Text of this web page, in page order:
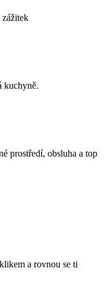
kuchyně.
prostředí, obsluha a top
a rovnou se ti